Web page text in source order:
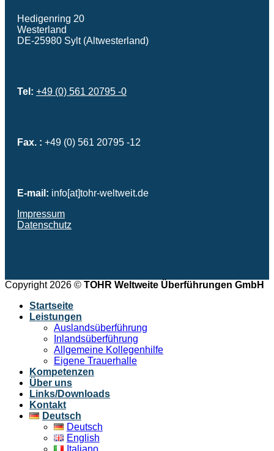
Hedigenring 20
Westerland
DE-25980 Sylt (Altwesterland)
Tel: +49 (0) 561 20795 -0
Fax. : +49 (0) 561 20795 -12
E-mail: info[at]tohr-weltweit.de
Impressum
Datenschutz
Copyright 2026 © TOHR Weltweite Überführungen GmbH
Startseite
Leistungen
Auslandsüberführung
Inlandsüberführung
Allgemeine Kollegenhilfe
Eigene Trauerhalle
Kompetenzen
Über uns
Links/Downloads
Kontakt
Deutsch
Deutsch
English
Italiano